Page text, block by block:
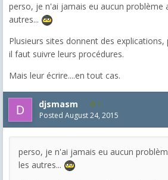
perso, je n'ai jamais eu aucun problème
autres...
Plusieurs sites donnent des
il faut suivre leurs procédures.
Mais leur écrire....en tout cas.
djsmasm 1
Posted August 24, 2015
perso, je n'ai jamais eu aucun
les autres...